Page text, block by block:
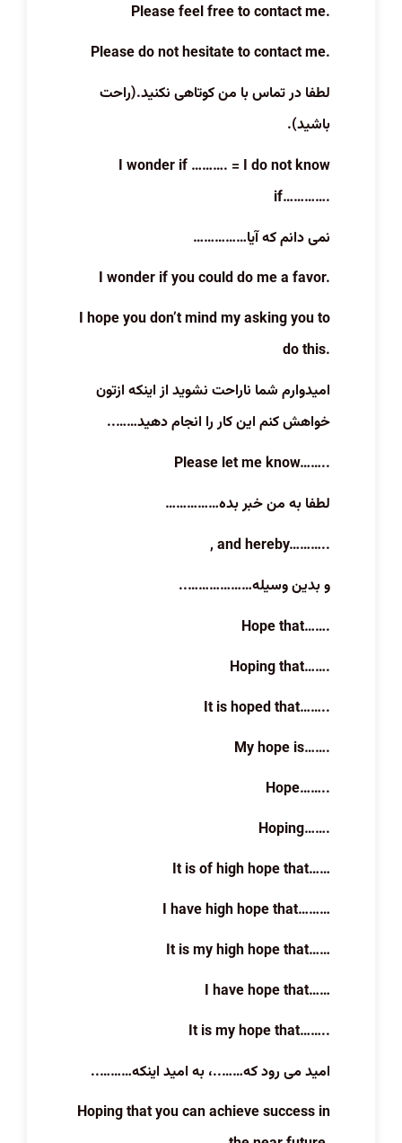
Please feel free to contact me.
Please do not hesitate to contact me.
لطفا در تماس با من کوتاهی نکنید.(راحت
باشید).
I wonder if ………. = I do not know
if………….
نمی دانم که آیا……………
I wonder if you could do me a favor.
I hope you don’t mind my asking you to
do this.
امیدوارم شما ناراحت نشوید از اینکه ازتون
خواهش کنم این کار را انجام دهید……..
Please let me know……..
لطفا به من خبر بده……………
, and hereby………..
و بدین وسیله………………..
Hope that…….
Hoping that…….
It is hoped that……..
My hope is…….
Hope……..
Hoping…….
It is of high hope that……
I have high hope that………
It is my high hope that……
I have hope that……
It is my hope that……..
امید می رود که……..، به امید اینکه………..
Hoping that you can achieve success in